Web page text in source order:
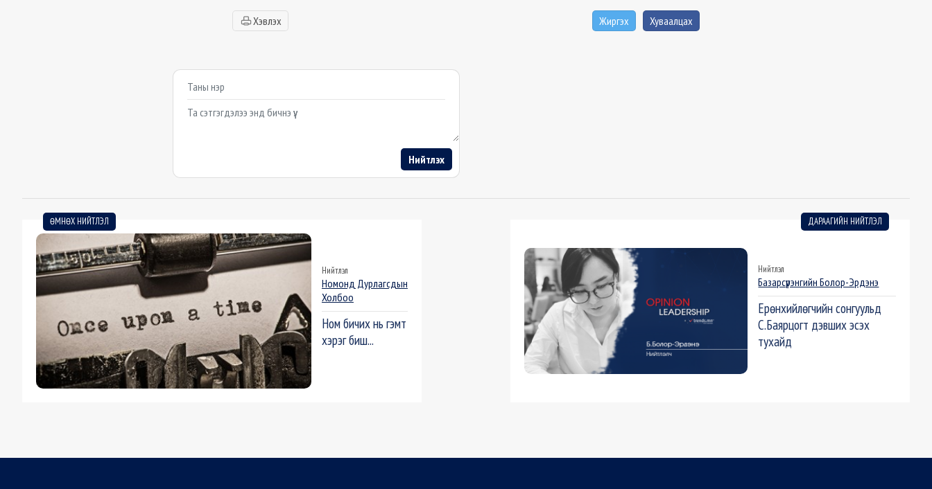
Хэвлэх Жиргэх Хуваалцах
Сэтгэгдэл бичих
Example textarea
Нийтлэх
ӨМНӨХ НИЙТЛЭЛ
Нийтлэл
Номонд Дурлагсдын
Холбоо
Ном бичих нь гэмт
хэрэг биш...
ДАРААГИЙН НИЙТЛЭЛ
Нийтлэл
Базарсүрэнгийн Болор-Эрдэнэ
Ерөнхийлөгчийн сонгуульд
С.Баярцогт дэвших эсэх
тухайд